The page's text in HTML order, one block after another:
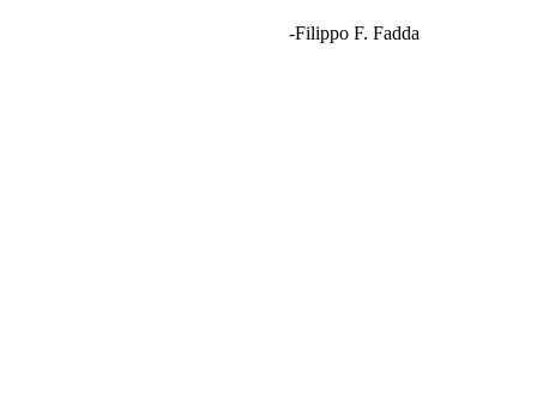
-Filippo F. Fadda